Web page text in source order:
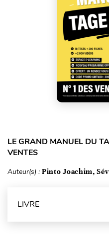
LE GRAND MANUEL DU
VENTES
Auteur(s) : Pinto Joachim,
LIVRE